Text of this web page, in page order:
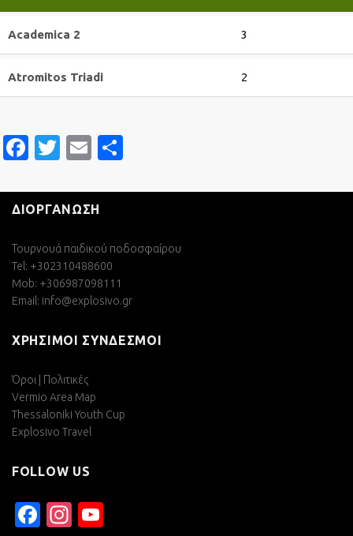
Academica 2 3
Atromitos Triadi 2
Facebook
Twitter
Email
ΔΙΟΡΓΑΝΩΣΗ
Τουρνουά παιδικού ποδοσφαίρου
Tel: +302310488600
Mob: +306987098111
Email: info@explosivo.gr
ΧΡΗΣΙΜΟΙ ΣΥΝΔΕΣΜΟΙ
Όροι | Πολιτικές
Vermio Area Map
Thessaloniki Youth Cup
Explosivo Travel
FOLLOW US
Facebook
Instagram